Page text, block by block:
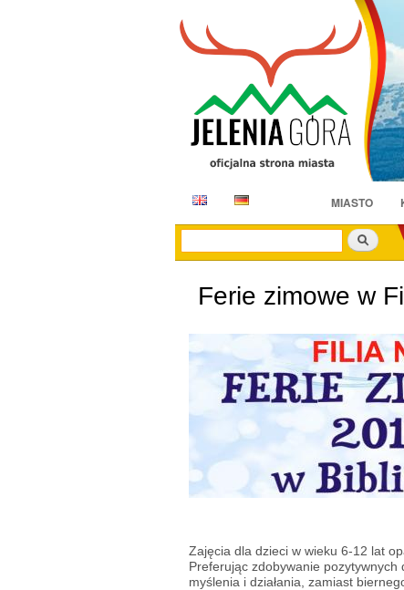
E
D
MIASTO
Szukaj
Ferie zimowe w
Zajęcia dla dzieci w wieku 6-12 lat
Preferując zdobywanie
myślenia i działania, zamiast